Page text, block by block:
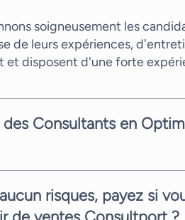
soigneusement les
de leurs expériences,
disposent d'une forte
Consultants en
risques, payez si